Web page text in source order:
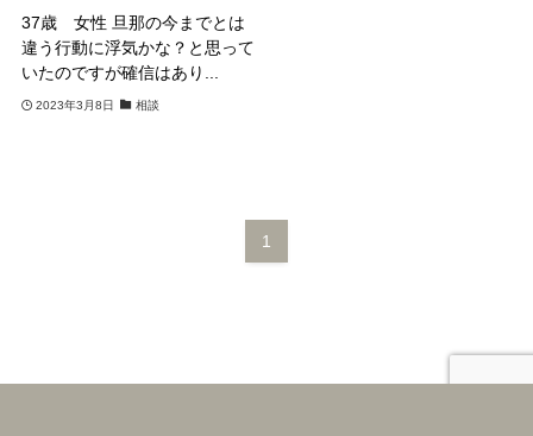
37歳 女性 旦那の今までとは
違う行動に浮気かな？と思って
いたのですが確信はあり...
2023年3月8日 相談
1